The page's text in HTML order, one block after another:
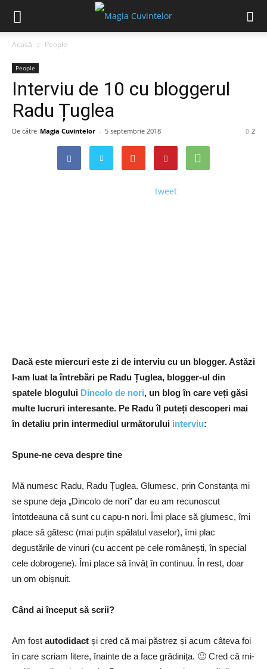
Acasă People
People
Interviu de 10 cu bloggerul
Radu Țuglea
De către Magia Cuvintelor - 5 septembrie 2018 2
tweet
Dacă este miercuri este zi de interviu cu un blogger. Astăzi
l-am luat la întrebări pe Radu Țuglea, blogger-ul din
spatele blogului Dincolo de nori, un blog în care veți găsi
multe lucruri interesante. Pe Radu îl puteți descoperi mai
în detaliu prin intermediul următorului interviu:
Spune-ne ceva despre tine
Mă numesc Radu, Radu Țuglea. Glumesc, prin Constanța mi
se spune deja „Dincolo de nori” dar eu am recunoscut
întotdeauna că sunt cu capu-n nori. Îmi place să glumesc, îmi
place să gătesc (mai puțin spălatul vaselor), îmi plac
degustările de vinuri (cu accent pe cele românești, în special
cele dobrogene). Îmi place să învăț în continuu. În rest, doar
un om obișnuit.
Când ai început să scrii?
Am fost autodidact și cred că mai păstrez și acum câteva foi
în care scriam litere, înainte de a face grădinița. 🙂 Cred că mi-